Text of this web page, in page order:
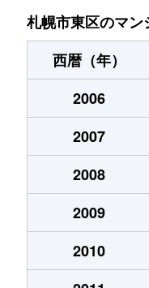
北７条東
北７条東
北８条東
北８条東
北８条東
北８条東
北８条東
札幌市東区のマ
西暦（年）
2006
2007
2008
2009
2010